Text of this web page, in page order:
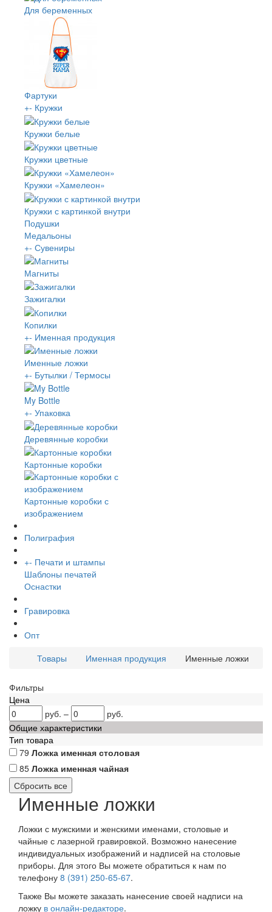
Для беременных
Фартуки
+- Кружки
Кружки белые
Кружки цветные
Кружки «Хамелеон»
Кружки с картинкой внутри
Подушки
Медальоны
+- Сувениры
Магниты
Зажигалки
Копилки
+- Именная продукция
Именные ложки
+- Бутылки / Термосы
My Bottle
+- Упаковка
Деревянные коробки
Картонные коробки
Картонные коробки с
изображением
Полиграфия
+- Печати и штампы
Шаблоны печатей
Оснастки
Гравировка
Опт
Товары
Именная продукция Именные ложки
Фильтры
Цена
руб. –
руб.
Общие характеристики
Тип товара
79 Ложка именная столовая
85 Ложка именная чайная
Именные ложки
Ложки с мужскими и женскими именами, столовые и
чайные с лазерной гравировкой. Возможно нанесение
индивидуальных изображений и надписей на столовые
приборы. Для этого Вы можете обратиться к нам по
телефону 8 (391) 250-65-67.
Также Вы можете заказать нанесение своей надписи на
ложку в онлайн-редакторе.